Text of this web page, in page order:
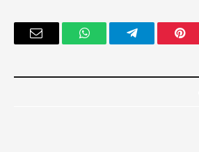
بينتيريستتيلقرام واتساب
البريد